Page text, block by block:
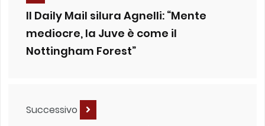
Il Daily Mail silura Agnelli: “Mente
mediocre, la Juve è come il
Nottingham Forest”
Successivo